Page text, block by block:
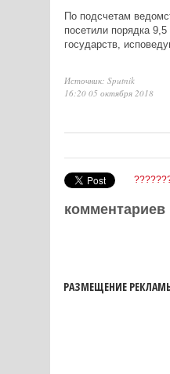
По подсчетам
посетили порядка
государств,
Источник: Sputnik
16:20 05 октября 2018
комментариев
РАЗМЕЩЕНИЕ